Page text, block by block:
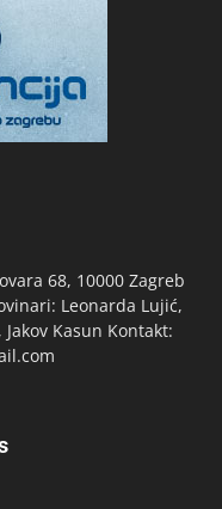
68, 10000 Zagreb
Leonarda Lujić,
Kasun Kontakt: